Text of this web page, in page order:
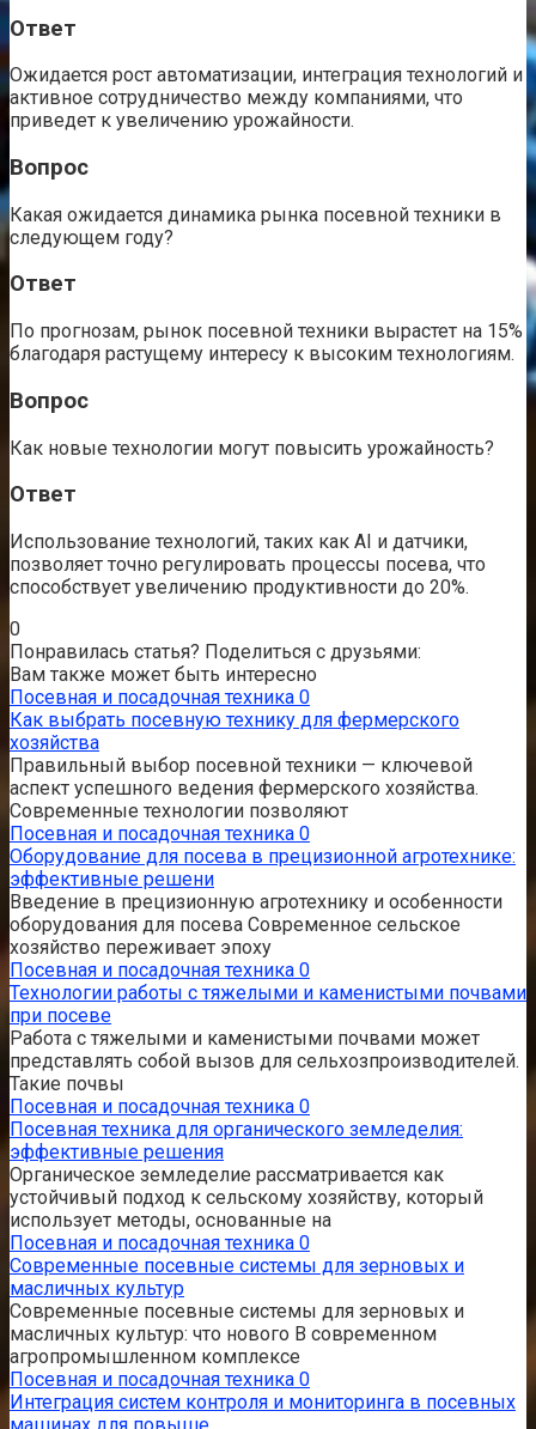
Ответ
Ожидается рост автоматизации, интеграция технологий и
активное сотрудничество между компаниями, что
приведет к увеличению урожайности.
Вопрос
Какая ожидается динамика рынка посевной техники в
следующем году?
Ответ
По прогнозам, рынок посевной техники вырастет на 15%
благодаря растущему интересу к высоким технологиям.
Вопрос
Как новые технологии могут повысить урожайность?
Ответ
Использование технологий, таких как AI и датчики,
позволяет точно регулировать процессы посева, что
способствует увеличению продуктивности до 20%.
0
Понравилась статья? Поделиться с друзьями:
Вам также может быть интересно
Посевная и посадочная техника 0
Как выбрать посевную технику для фермерского
хозяйства
Правильный выбор посевной техники — ключевой
аспект успешного ведения фермерского хозяйства.
Современные технологии позволяют
Посевная и посадочная техника 0
Оборудование для посева в прецизионной агротехнике:
эффективные решени
Введение в прецизионную агротехнику и особенности
оборудования для посева Современное сельское
хозяйство переживает эпоху
Посевная и посадочная техника 0
Технологии работы с тяжелыми и каменистыми почвами
при посеве
Работа с тяжелыми и каменистыми почвами может
представлять собой вызов для сельхозпроизводителей.
Такие почвы
Посевная и посадочная техника 0
Посевная техника для органического земледелия:
эффективные решения
Органическое земледелие рассматривается как
устойчивый подход к сельскому хозяйству, который
использует методы, основанные на
Посевная и посадочная техника 0
Современные посевные системы для зерновых и
масличных культур
Современные посевные системы для зерновых и
масличных культур: что нового В современном
агропромышленном комплексе
Посевная и посадочная техника 0
Интеграция систем контроля и мониторинга в посевных